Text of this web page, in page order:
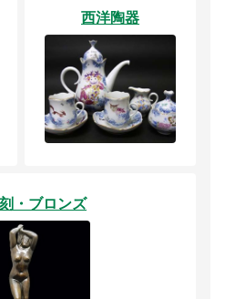
西洋陶器
・ブロンズ